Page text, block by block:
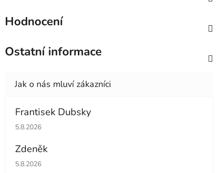
Hodnocení
Ostatní informace
Frantisek Dubsky
Hodnocení obchodu je 5 z 5 hvězdiček.
5.8.2026
Zdeněk
Hodnocení obchodu je 4 z 5 hvězdiček.
5.8.2026